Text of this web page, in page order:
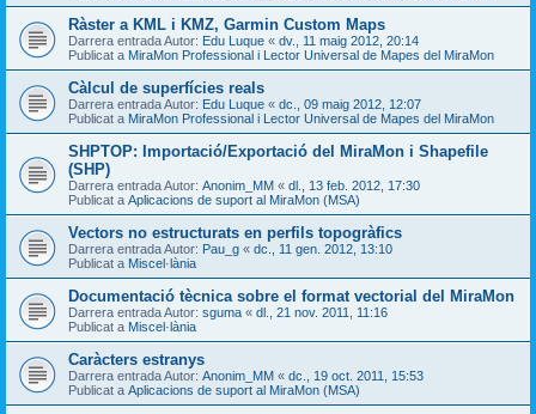
Ràster a KML i KMZ, Garmin Custom Maps
Darrera entrada Autor: Edu Luque « dv., 11 maig 2012, 20:14
Publicat a MiraMon Professional i Lector Universal de Mapes del MiraMon
Càlcul de superfícies reals
Darrera entrada Autor: Edu Luque « dc., 09 maig 2012, 12:07
Publicat a MiraMon Professional i Lector Universal de Mapes del MiraMon
SHPTOP: Importació/Exportació del MiraMon i Shapefile
(SHP)
Darrera entrada Autor: Anonim_MM « dl., 13 feb. 2012, 17:30
Publicat a Aplicacions de suport al MiraMon (MSA)
Vectors no estructurats en perfils topogràfics
Darrera entrada Autor: Pau_g « dc., 11 gen. 2012, 13:10
Publicat a Miscel·lània
Documentació tècnica sobre el format vectorial del MiraMon
Darrera entrada Autor: sguma « dl., 21 nov. 2011, 11:16
Publicat a Miscel·lània
Caràcters estranys
Darrera entrada Autor: Anonim_MM « dc., 19 oct. 2011, 15:53
Publicat a Aplicacions de suport al MiraMon (MSA)